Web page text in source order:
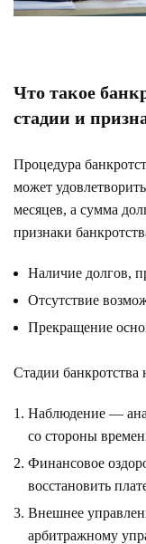
Что такое
стадии и
Процедура
может
месяцев, а сумма
признаки
Наличие долгов,
Отсутствие
Прекращение
Стадии банкротства
Наблюдение —
со стороны
Финансовое
восстановить
Внешнее
арбитражному